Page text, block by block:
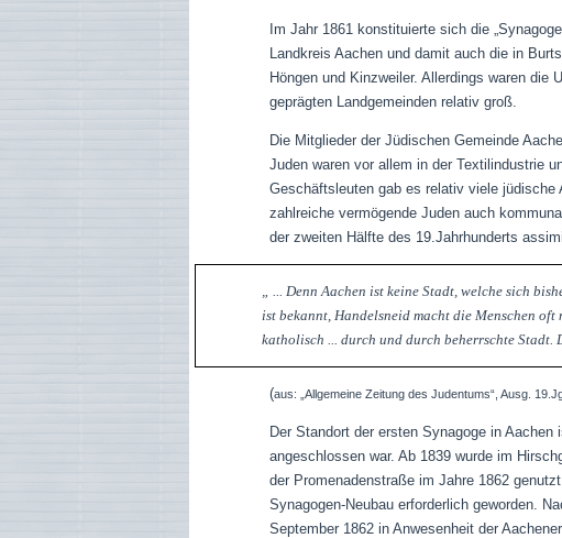
Im Jahr 1861 konstituierte sich die
Landkreis Aachen und damit auch die in
Höngen und Kinzweiler. Allerdings waren die
geprägten Landgemeinden relativ groß.
Die Mitglieder der Jüdischen Gemeinde
Juden waren vor allem in der Textilindustrie
Geschäftsleuten gab es relativ viele
zahlreiche vermögende Juden auch
der zweiten Hälfte des 19.Jahrhunderts
„ ... Denn Aachen ist keine Stadt, welche sich
ist bekannt, Handelsneid macht die Menschen
katholisch ... durch und durch beherrschte Stadt.
(aus: „Allgemeine Zeitung des Judentums“, Ausg.
Der Standort der ersten Synagoge in
angeschlossen war. Ab 1839 wurde im
der Promenadenstraße im Jahre 1862
Synagogen-Neubau erforderlich geworden.
September 1862 in Anwesenheit der